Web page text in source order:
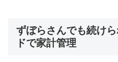
ずぼらさんでも続け
ドで家計管理